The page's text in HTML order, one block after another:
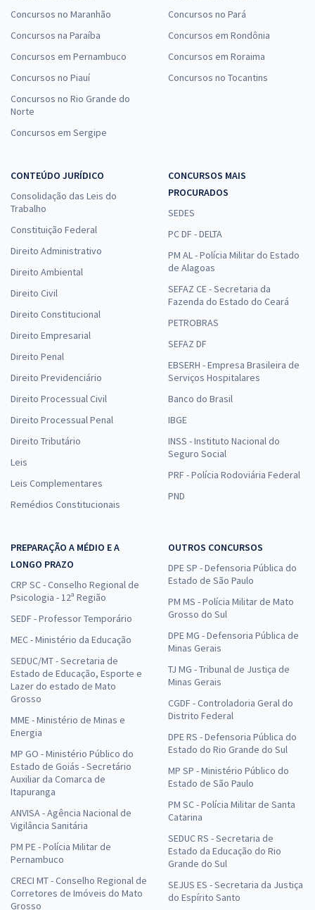
Concursos no Maranhão
Concursos na Paraíba
Concursos em Pernambuco
Concursos no Piauí
Concursos no Rio Grande do
Norte
Concursos em Sergipe
Concursos no Pará
Concursos em Rondônia
Concursos em Roraima
Concursos no Tocantins
CONTEÚDO JURÍDICO
Consolidação das Leis do
Trabalho
Constituição Federal
Direito Administrativo
Direito Ambiental
Direito Civil
Direito Constitucional
Direito Empresarial
Direito Penal
Direito Previdenciário
Direito Processual Civil
Direito Processual Penal
Direito Tributário
Leis
Leis Complementares
Remédios Constitucionais
CONCURSOS MAIS
PROCURADOS
SEDES
PC DF - DELTA
PM AL - Polícia Militar do Estado
de Alagoas
SEFAZ CE - Secretaria da
Fazenda do Estado do Ceará
PETROBRAS
SEFAZ DF
EBSERH - Empresa Brasileira de
Serviços Hospitalares
Banco do Brasil
IBGE
INSS - Instituto Nacional do
Seguro Social
PRF - Polícia Rodoviária Federal
PND
PREPARAÇÃO A MÉDIO E A
LONGO PRAZO
CRP SC - Conselho Regional de
Psicologia - 12ª Região
SEDF - Professor Temporário
MEC - Ministério da Educação
SEDUC/MT - Secretaria de
Estado de Educação, Esporte e
Lazer do estado de Mato
Grosso
MME - Ministério de Minas e
Energia
MP GO - Ministério Público do
Estado de Goiás - Secretário
Auxiliar da Comarca de
Itapuranga
ANVISA - Agência Nacional de
Vigilância Sanitária
PM PE - Polícia Militar de
Pernambuco
CRECI MT - Conselho Regional de
Corretores de Imóveis do Mato
Grosso
OUTROS CONCURSOS
DPE SP - Defensoria Pública do
Estado de São Paulo
PM MS - Polícia Militar de Mato
Grosso do Sul
DPE MG - Defensoria Pública de
Minas Gerais
TJ MG - Tribunal de Justiça de
Minas Gerais
CGDF - Controladoria Geral do
Distrito Federal
DPE RS - Defensoria Pública do
Estado do Rio Grande do Sul
MP SP - Ministério Público do
Estado de São Paulo
PM SC - Polícia Militar de Santa
Catarina
SEDUC RS - Secretaria de
Estado da Educação do Rio
Grande do Sul
SEJUS ES - Secretaria da Justiça
do Espírito Santo